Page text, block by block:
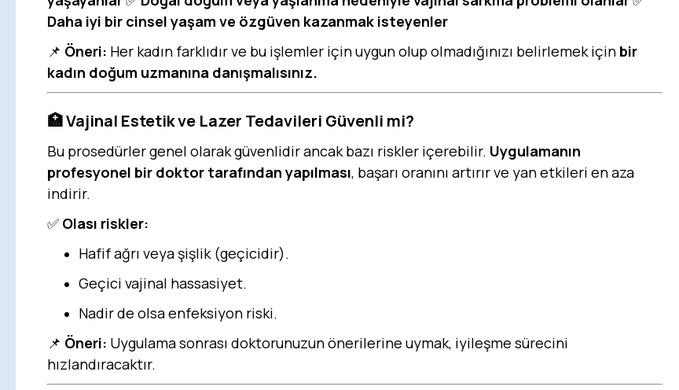
Daha iyi bir cinsel yaşam ve özgüven kazanmak isteyenler
📌 Öneri: Her kadın farklıdır ve bu işlemler için uygun olup olmadığınızı belirlemek için bir
kadın doğum uzmanına danışmalısınız.
🏥Vajinal Estetik ve Lazer Tedavileri Güvenli mi?
Bu prosedürler genel olarak güvenlidir ancak bazı riskler içerebilir. Uygulamanın
profesyonel bir doktor tarafından yapılması, başarı oranını artırır ve yan etkileri en aza
indirir.
✅ Olası riskler:
Hafif ağrı veya şişlik (geçicidir).
Geçici vajinal hassasiyet.
Nadir de olsa enfeksiyon riski.
📌 Öneri: Uygulama sonrası doktorunuzun önerilerine uymak, iyileşme sürecini
hızlandıracaktır.